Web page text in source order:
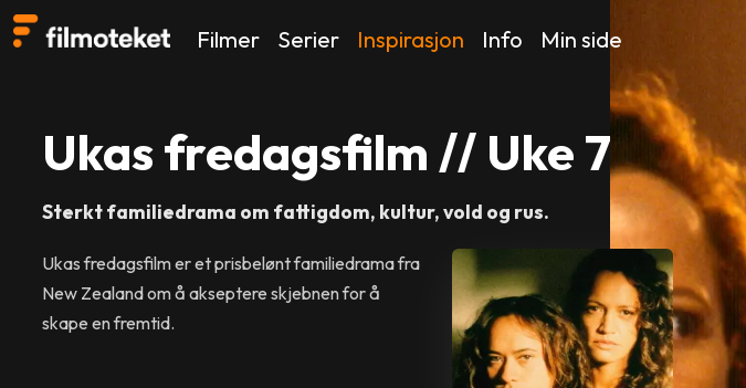
Filmer Serier Inspirasjon Info Min side
Ukas fredagsfilm // Uke 7
Sterkt familiedrama om fattigdom, kultur, vold og rus.
Ukas fredagsfilm er et prisbelønt familiedrama fra
New Zealand om å akseptere skjebnen for å
skape en fremtid.